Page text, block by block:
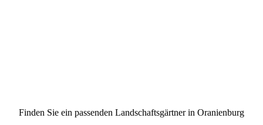
Finden Sie ein passenden Landschaftsgärtner in Oranienburg